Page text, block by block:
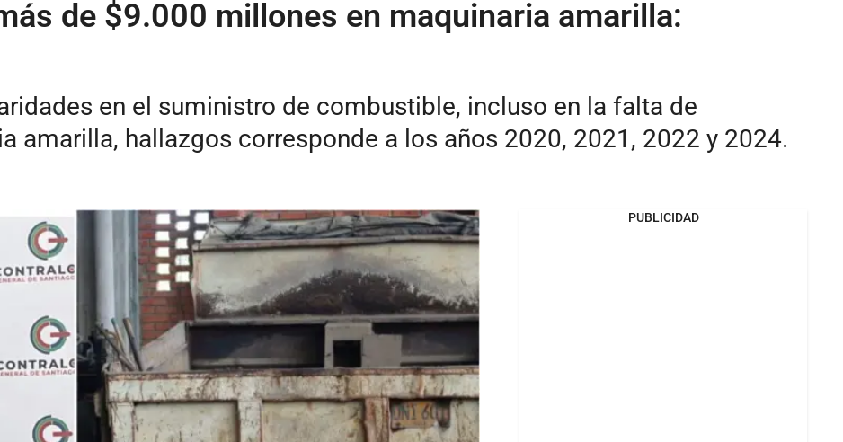
de $9.000 millones en maquinaria amarilla:
en el suministro de combustible, incluso en la falta de
amarilla, hallazgos corresponde a los años 2020, 2021, 2022 y 2024.
PUBLICIDAD